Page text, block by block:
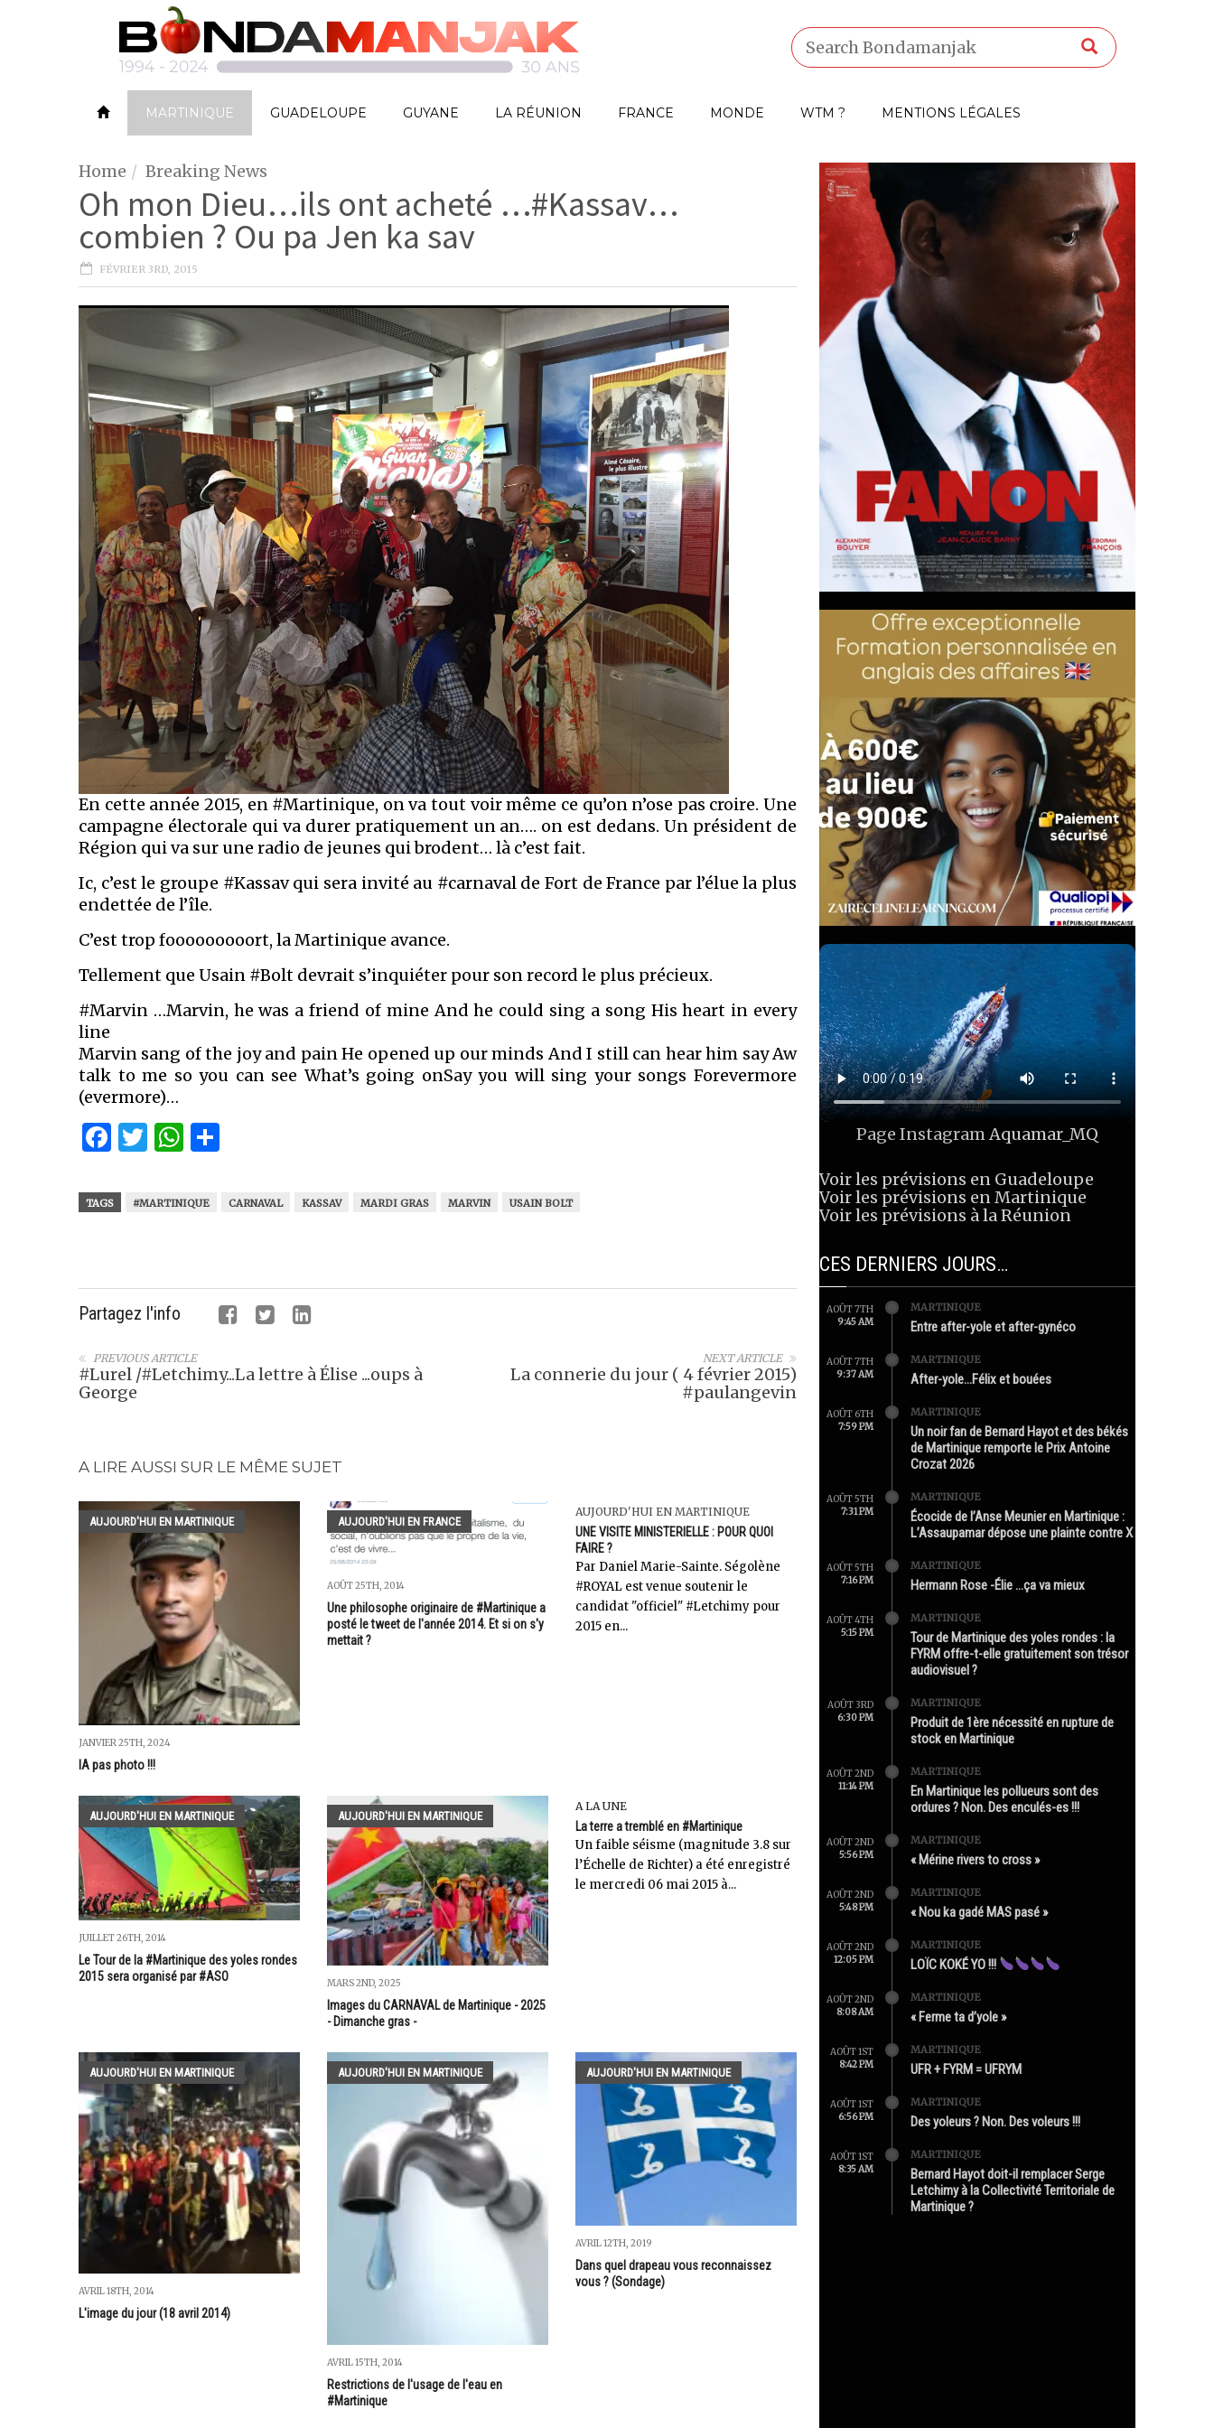
MARTINIQUE GUADELOUPE GUYANE LA RÉUNION FRANCE MONDE WTM ? MENTIONS LÉGALES
Home Breaking News
Oh mon Dieu…ils ont acheté …#Kassav…
combien ? Ou pa Jen ka sav
FÉVRIER 3RD, 2015
En cette année 2015, en #Martinique, on va tout voir même ce qu’on n’ose pas croire. Une
campagne électorale qui va durer pratiquement un an…. on est dedans. Un président de
Région qui va sur une radio de jeunes qui brodent… là c’est fait.
Ic, c’est le groupe #Kassav qui sera invité au #carnaval de Fort de France par l’élue la plus
endettée de l’île.
C’est trop fooooooooort, la Martinique avance.
Tellement que Usain #Bolt devrait s’inquiéter pour son record le plus précieux.
#Marvin …Marvin, he was a friend of mine And he could sing a song His heart in every
line
Marvin sang of the joy and pain He opened up our minds And I still can hear him say Aw
talk to me so you can see What’s going onSay you will sing your songs Forevermore
(evermore)…
Facebook
Twitter
WhatsApp
TAGS #MARTINIQUE CARNAVAL KASSAV MARDI GRAS MARVIN USAIN BOLT
Partagez l'info
NEXT ARTICLE
La connerie du jour ( 4 février 2015)
#paulangevin
PREVIOUS ARTICLE
#Lurel /#Letchimy...La lettre à Élise ...oups à
George
A LIRE AUSSI SUR LE MÊME SUJET
AUJOURD'HUI EN MARTINIQUE
JANVIER 25TH, 2024
IA pas photo !!!
AUJOURD'HUI EN FRANCE
AOÛT 25TH, 2014
Une philosophe originaire de #Martinique a
posté le tweet de l'année 2014. Et si on s'y
mettait ?
AUJOURD'HUI EN MARTINIQUE
UNE VISITE MINISTERIELLE : POUR QUOI
FAIRE ?
Par Daniel Marie-Sainte. Ségolène
#ROYAL est venue soutenir le
candidat "officiel" #Letchimy pour
2015 en...
AUJOURD'HUI EN MARTINIQUE
JUILLET 26TH, 2014
Le Tour de la #Martinique des yoles rondes
2015 sera organisé par #ASO
AUJOURD'HUI EN MARTINIQUE
MARS 2ND, 2025
Images du CARNAVAL de Martinique - 2025
- Dimanche gras -
A LA UNE
La terre a tremblé en #Martinique
Un faible séisme (magnitude 3.8 sur
l’Échelle de Richter) a été enregistré
le mercredi 06 mai 2015 à...
AUJOURD'HUI EN MARTINIQUE
AVRIL 18TH, 2014
L'image du jour (18 avril 2014)
AUJOURD'HUI EN MARTINIQUE
AVRIL 15TH, 2014
Restrictions de l'usage de l'eau en
#Martinique
AUJOURD'HUI EN MARTINIQUE
AVRIL 12TH, 2019
Dans quel drapeau vous reconnaissez
vous ? (Sondage)
Page InstagramAquamar_MQ
Voir les prévisions en Guadeloupe
Voir les prévisions en Martinique
Voir les prévisions à la Réunion
CES DERNIERS JOURS…
AOÛT 7TH
9:45 AM
MARTINIQUE
Entre after-yole et after-gynéco
AOÛT 7TH
9:37 AM
MARTINIQUE
After-yole…Félix et bouées
AOÛT 6TH
7:59 PM
MARTINIQUE
Un noir fan de Bernard Hayot et des békés
de Martinique remporte le Prix Antoine
Crozat 2026
AOÛT 5TH
7:31 PM
MARTINIQUE
Écocide de l’Anse Meunier en Martinique :
L’Assaupamar dépose une plainte contre X
AOÛT 5TH
7:16 PM
MARTINIQUE
Hermann Rose -Élie …ça va mieux
AOÛT 4TH
5:15 PM
MARTINIQUE
Tour de Martinique des yoles rondes : la
FYRM offre-t-elle gratuitement son trésor
audiovisuel ?
AOÛT 3RD
6:30 PM
MARTINIQUE
Produit de 1ère nécessité en rupture de
stock en Martinique
AOÛT 2ND
11:14 PM
MARTINIQUE
En Martinique les pollueurs sont des
ordures ? Non. Des enculés-es !!!
AOÛT 2ND
5:56 PM
MARTINIQUE
« Mérine rivers to cross »
AOÛT 2ND
5:48 PM
MARTINIQUE
« Nou ka gadé MAS pasé »
AOÛT 2ND
12:05 PM
MARTINIQUE
LOÏC KOKÉ YO !!!
AOÛT 2ND
8:08 AM
MARTINIQUE
« Ferme ta d’yole »
AOÛT 1ST
8:42 PM
MARTINIQUE
UFR + FYRM = UFRYM
AOÛT 1ST
6:56 PM
MARTINIQUE
Des yoleurs ? Non. Des voleurs !!!
AOÛT 1ST
8:35 AM
MARTINIQUE
Bernard Hayot doit-il remplacer Serge
Letchimy à la Collectivité Territoriale de
Martinique ?